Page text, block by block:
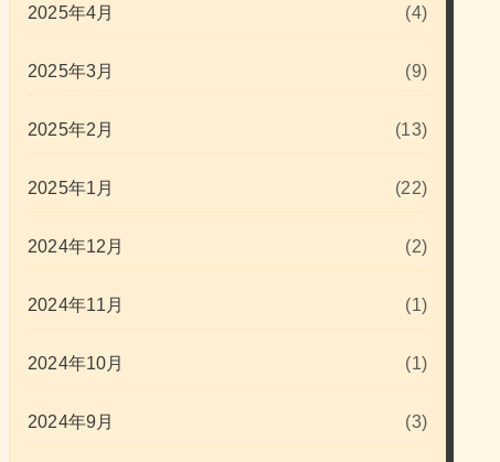
2025年4月 (4)
2025年3月 (9)
2025年2月 (13)
2025年1月 (22)
2024年12月 (2)
2024年11月 (1)
2024年10月 (1)
2024年9月 (3)